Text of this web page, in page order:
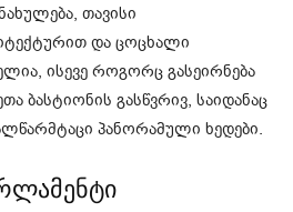
თავისი
და ცოცხალი
ისევე როგორც გასეირნება
ბასტიონის გასწვრივ, საიდანაც
პანორამული ხედები.